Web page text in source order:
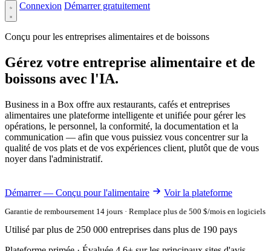
Connexion Démarrer gratuitement
Conçu pour les entreprises alimentaires et de boissons
Gérez votre entreprise alimentaire et de
boissons avec l'IA.
Business in a Box offre aux restaurants, cafés et entreprises
alimentaires une plateforme intelligente et unifiée pour gérer les
opérations, le personnel, la conformité, la documentation et la
communication — afin que vous puissiez vous concentrer sur la
qualité de vos plats et de vos expériences client, plutôt que de vous
noyer dans l'administratif.
Démarrer — Conçu pour l'alimentaire Voir la plateforme
Garantie de remboursement 14 jours · Remplace plus de 500 $/mois en logiciels
Utilisé par plus de 250 000 entreprises dans plus de 190 pays